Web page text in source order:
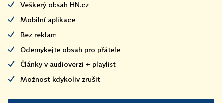
Veškerý obsah HN.cz
Mobilní aplikace
Bez reklam
Odemykejte obsah pro přátele
Články v audioverzi + playlist
Možnost kdykoliv zrušit